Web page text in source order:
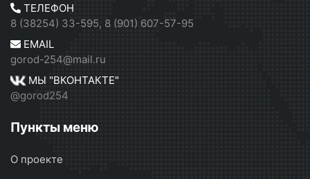
ТЕЛЕФОН
8 (38254) 33-595, 8 (901) 607-57-95
EMAIL
gorod-254@mail.ru
МЫ "ВКОНТАКТЕ"
@gorod254
Пункты меню
О проекте